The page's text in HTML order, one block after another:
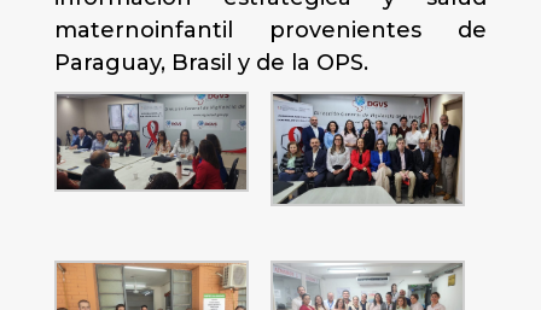
maternoinfantil provenientes de
Paraguay, Brasil y de la OPS.